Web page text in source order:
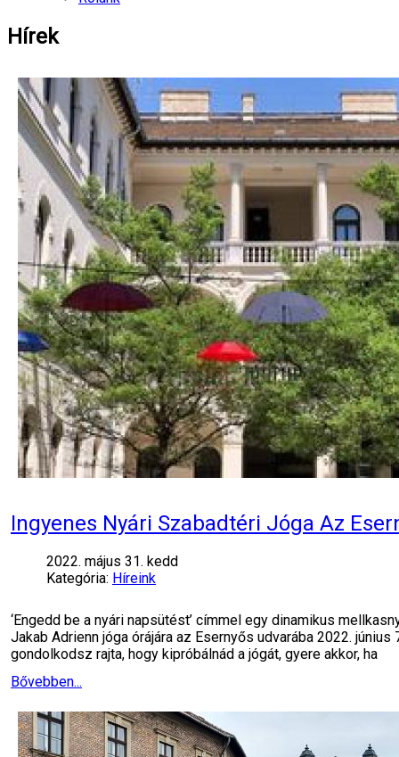
Hírek
Ingyenes Nyári Szabadtéri Jóga Az
2022. május 31. kedd
Kategória: Híreink
‘Engedd be a nyári napsütést’ címmel egy dinamikus
Jakab Adrienn jóga órájára az Esernyős udvarába 2022.
gondolkodsz rajta, hogy kipróbálnád a jógát, gyere akkor, ha
Bővebben...